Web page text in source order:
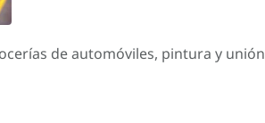
de automóviles, pintura y unión